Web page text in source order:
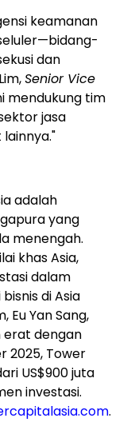
keamanan
dan
Senior Vice
mendukung tim
jasa
adalah
yang
menengah.
khas Asia,
dalam
di Asia
Eu Yan Sang,
erat dengan
2025, Tower
US$900 juta
investasi.
.